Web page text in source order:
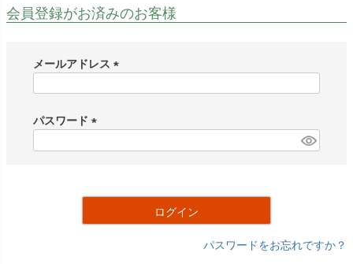
会員登録がお済みのお客様
メールアドレス
)
パスワード
ログイン
パスワードをお忘れですか？